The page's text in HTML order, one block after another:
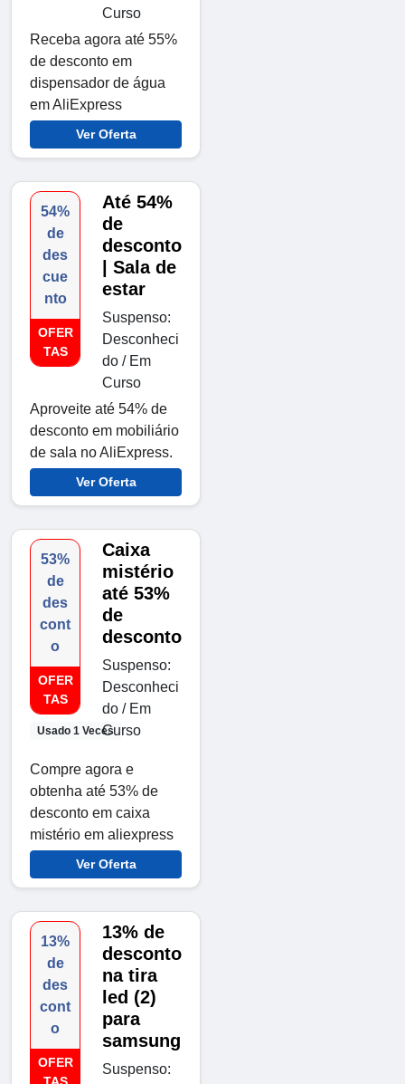
Curso
Receba agora até 55%
de desconto em
dispensador de água
em AliExpress
Ver Oferta
54%
de
des
cue
nto
OFER
TAS
Até 54%
de
desconto
| Sala de
estar
Suspenso:
Desconheci
do / Em
Curso
Aproveite até 54% de
desconto em mobiliário
de sala no AliExpress.
Ver Oferta
53%
de
des
cont
o
OFER
TAS
Usado 1 Veces
Caixa
mistério
até 53%
de
desconto
Suspenso:
Desconheci
do / Em
Curso
Compre agora e
obtenha até 53% de
desconto em caixa
mistério em aliexpress
Ver Oferta
13%
de
des
cont
o
OFER
13% de
desconto
na tira
led (2)
para
samsung
Suspenso: